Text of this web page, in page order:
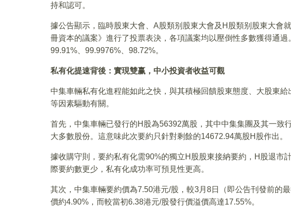
持和認可。
據公告顯示，臨時股東大會、A股類别股東大會及H股類别股東大會
冊資本的議案》進行了投票表決，各項議案均以壓倒性多數獲得通
99.91%、99.9976%、98.72%。
私有化提速背後：實現雙赢，中小投資者收益可觀
中集車輛私有化進程能如此之快，與其積極回饋股東態度、大股東
等因素驅動有關。
首先，中集車輛已發行的H股為56392萬股，其中中集集團及其一致
大多數股份。這意味此次要約只針對剩餘的14672.94萬股H股作出。
據收購守則，要約私有化需90%的獨立H股股東接納要約，H股退市
際要約數更少，私有化成功率可預見性更高。
其次，中集車輛要約價為7.50港元/股，較3月8日（即公告刊發前的
價約4.90%，而較當初6.38港元/股發行價溢價高達17.55%。